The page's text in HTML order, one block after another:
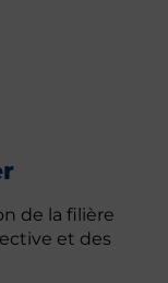
de la filière
et des